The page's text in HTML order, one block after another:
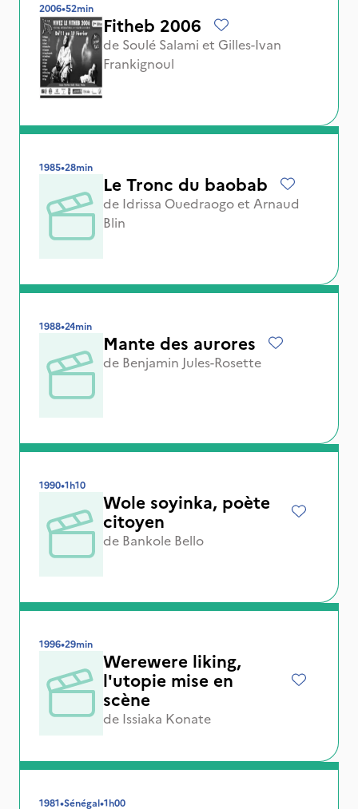
2006•52min
Fitheb 2006
de Soulé Salami et Gilles-Ivan
Frankignoul
1985•28min
Le Tronc du baobab
de Idrissa Ouedraogo et Arnaud
Blin
1988•24min
Mante des aurores
de Benjamin Jules-Rosette
1990•1h10
Wole soyinka, poète
citoyen
de Bankole Bello
1996•29min
Werewere liking,
l'utopie mise en
scène
de Issiaka Konate
1981•Sénégal•1h00